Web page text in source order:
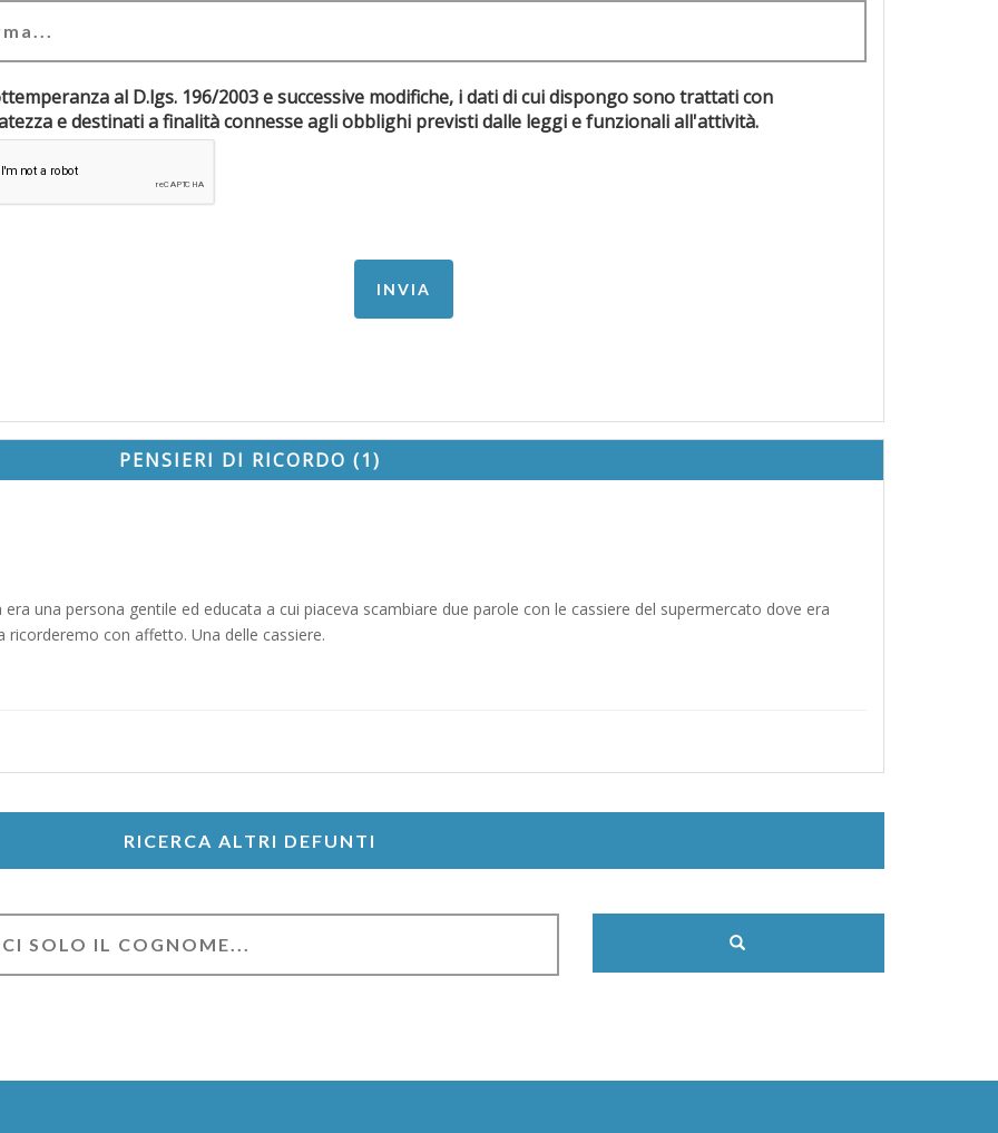
al D.lgs. 196/2003 e successive modifiche, i dati di cui dispongo sono trattati con
riservatezza e destinati a finalità connesse agli obblighi previsti dalle leggi e funzionali all'attività.
PENSIERI DI RICORDO (1)
una persona gentile ed educata a cui piaceva scambiare due parole con le cassiere del supermercato dove era
con affetto. Una delle cassiere.
RICERCA ALTRI DEFUNTI